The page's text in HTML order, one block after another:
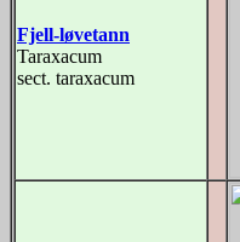
Fjell-løvetann
Taraxacum
sect. taraxacum